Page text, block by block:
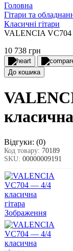
Головна
Гітари та
Класичні гітари
VALENCIA VC704
10 738 грн
До кошика
Відгуки: (0)
Код товару: 70189
SKU: 00000009191